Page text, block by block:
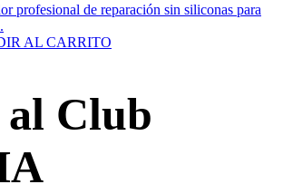
profesional de reparación sin siliconas para
AL CARRITO
al Club